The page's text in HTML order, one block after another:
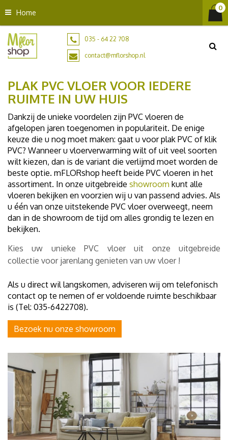
n
Home
035 - 64 22 708
contact@mflorshop.nl
PLAK PVC VLOER VOOR IEDERE
RUIMTE IN UW HUIS
Dankzij de unieke voordelen zijn PVC vloeren de
afgelopen jaren toegenomen in populariteit. De enige
keuze die u nog moet maken: gaat u voor plak PVC of klik
PVC? Wanneer u vloerverwarming wilt of uit veel soorten
wilt kiezen, dan is de variant die verlijmd moet worden de
beste optie. mFLORshop heeft beide PVC vloeren in het
assortiment. In onze uitgebreide showroom kunt alle
vloeren bekijken en voorzien wij u van passend advies. Als
u één van onze uitstekende PVC vloer overweegt, neem
dan in de showroom de tijd om alles grondig te lezen en
bekijken.
Kies uw unieke PVC vloer uit onze uitgebreide
collectie voor jarenlang genieten van uw vloer !
Als u direct wil langskomen, adviseren wij om telefonisch
contact op te nemen of er voldoende ruimte beschikbaar
is (Tel: 035-6422708).
Bezoek nu onze showroom